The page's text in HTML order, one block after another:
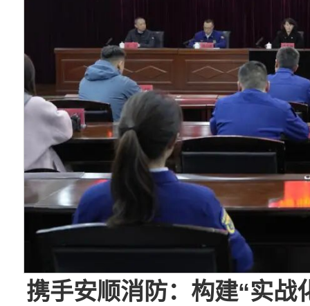
携手安顺消防：构建“实战